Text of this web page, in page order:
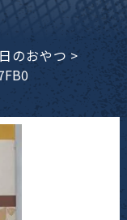
のおやつ >